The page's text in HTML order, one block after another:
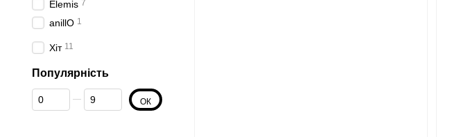
Elemis 7
anillO 1
Хіт 11
Популярність
От Популярність
До Популярність
ОК